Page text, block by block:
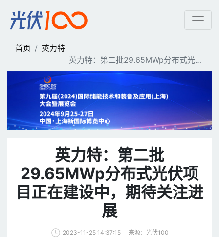
英力特：第二批
首页
英力特
英力特：第二批29.65MWp分布式光伏
项目正在建设中，期待关注进展
英力特：第二批
29.65MWp分布式光伏项
目正在建设中，期待关注进
展
2023-11-25 14:37:15 来源：光伏100